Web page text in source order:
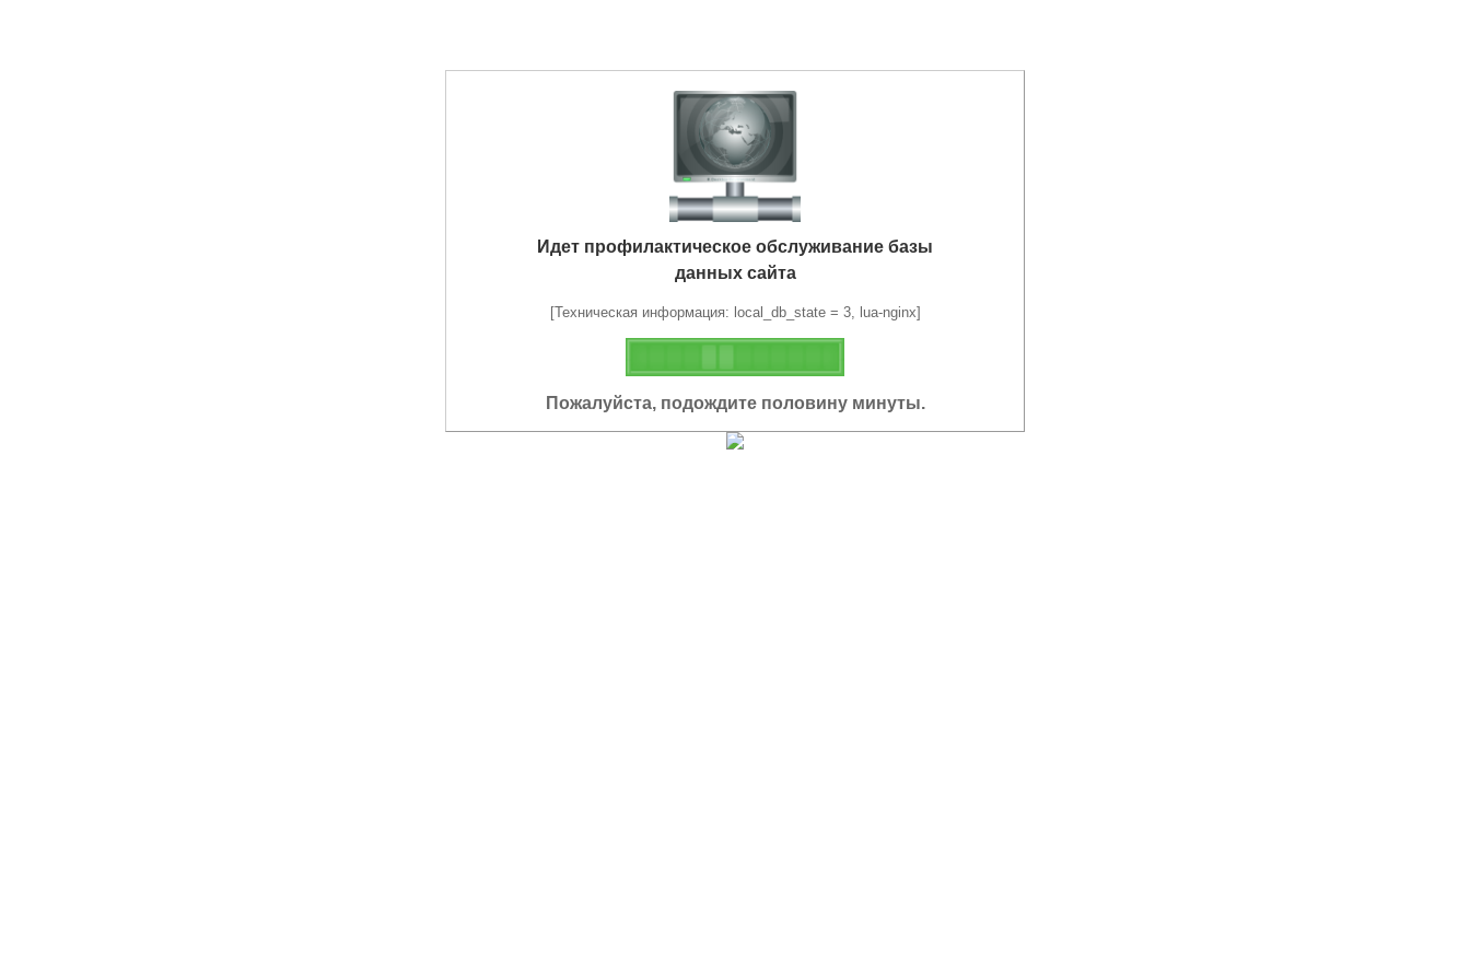
Идет профилактическое обслуживание базы
данных сайта
[Техническая информация: local_db_state = 3, lua-nginx]
Пожалуйста, подождите половину минуты.